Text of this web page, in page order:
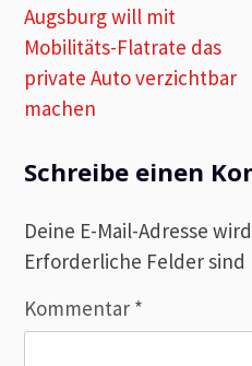
Augsburg will mit
Mobilitäts-Flatrate das
private Auto verzichtbar
machen
Schreibe einen
Deine E-Mail-Adresse
Erforderliche Felder sind
Kommentar *